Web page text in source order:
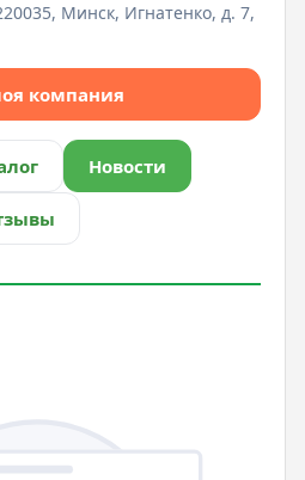
Минск, Игнатенко, д. 7,
компания
Новости